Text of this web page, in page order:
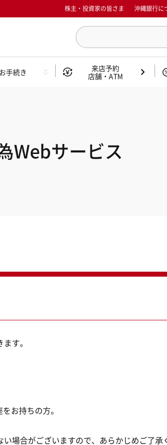
手続き
来店予約
店舗・ATM
株主・投資家の皆さま 沖縄銀行に
Webサービス
す。
お持ちの方。
場合がございますので、あらかじめご了承